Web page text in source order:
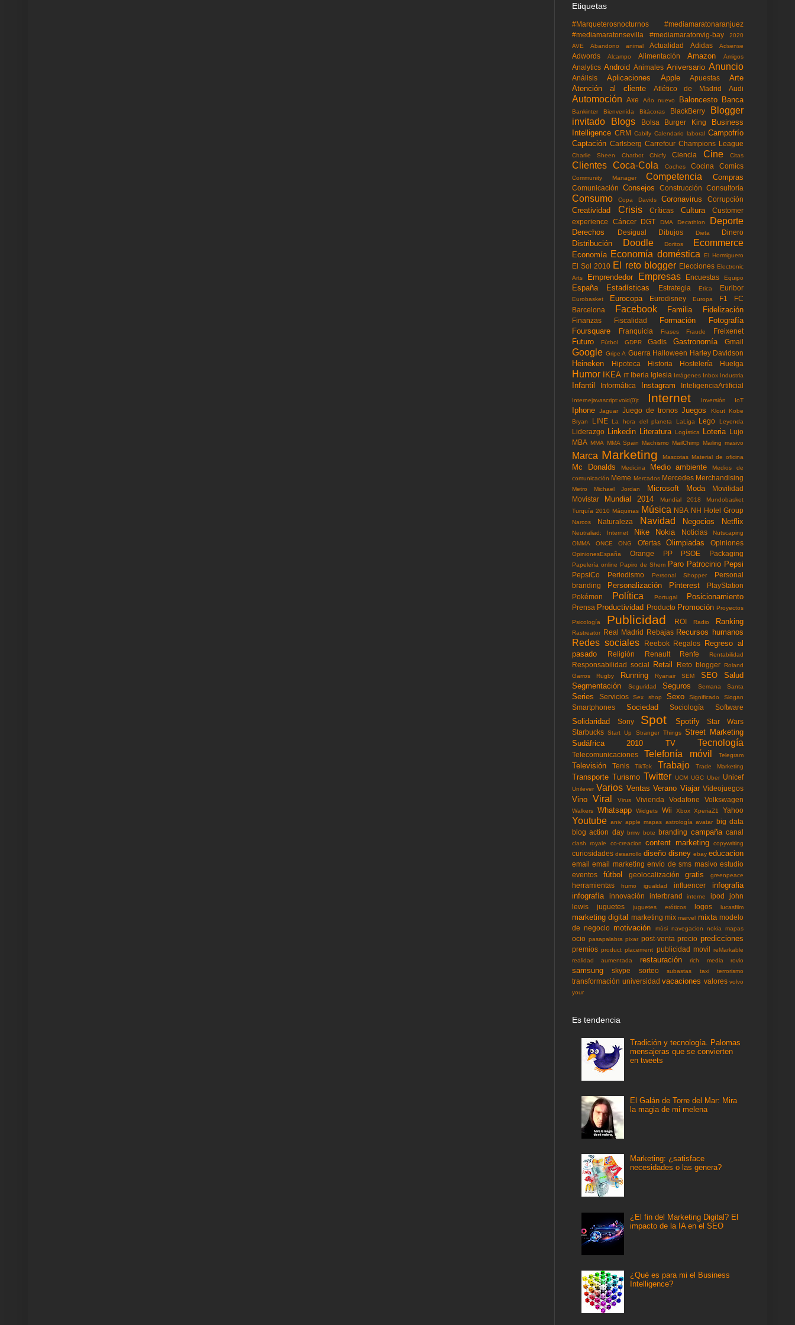
Etiquetas
#Marqueterosnocturnos
#mediamaratonaranjuez
#mediamaratonsevilla
#mediamaratonvig-bay
2020
AVE
Abandono animal Actualidad Adidas Adsense
Adwords Alcampo Alimentación Amazon Amigos
Analytics Android Animales Aniversario Anuncio
Análisis Aplicaciones Apple Apuestas
Arte
Atención al cliente
Atlético de Madrid Audi
Automoción Axe Año nuevo Baloncesto Banca
Bankinter Bienvenida Bitácoras BlackBerry
Blogger
invitado
Blogs Bolsa Burger King
Business
Intelligence CRM Cabify Calendario laboral Campofrío
Captación Carlsberg Carrefour Champions League
Charlie Sheen Chatbot Chicfy Ciencia Cine Citas
Clientes Coca-Cola Coches Cocina Comics
Community Manager Competencia Compras
Comunicación Consejos Construcción Consultoría
Consumo Copa Davids Coronavirus Corrupción
Creatividad Crisis Críticas Cultura
Customer
experience
Cáncer DGT DMA Decathlon Deporte
Derechos Desigual Dibujos Dieta Dinero
Distribución Doodle Doritos Ecommerce
Economía Economía doméstica El Hormiguero
El Sol 2010 El reto blogger Elecciones Electronic
Arts
Emprendedor Empresas Encuestas Equipo
España Estadísticas Estrategia Etica Euribor
Eurobasket Eurocopa Eurodisney Europa F1
FC
Barcelona
Facebook Familia Fidelización
Finanzas Fiscalidad Formación
Fotografía
Foursquare
Franquicia Frases Fraude Freixenet
Futuro Fùtbol GDPR Gadis Gastronomía Gmail
Google Gripe A Guerra Halloween Harley Davidson
Heineken Hipoteca Historia Hostelería Huelga
Humor IKEA IT Iberia Iglesia Imágenes Inbox Industria
Infantil Informática Instagram InteligenciaArtificial
Internejavascript:void(0)t Internet Inversión IoT
Iphone Jaguar Juego de tronos Juegos Klout Kobe
Bryan
LINE La hora del planeta LaLiga Lego Leyenda
Liderazgo Linkedin Literatura Logística Loteria Lujo
MBA MMA MMA Spain Machismo MailChimp Mailing masivo
Marca Marketing Mascotas Material de oficina
Mc Donalds Medicina Medio ambiente
Medios de
comunicación Meme Mercados Mercedes Merchandising
Metro Michael Jordan Microsoft Moda
Movilidad
Movistar
Mundial 2014 Mundial 2018
Mundobasket
Turquía 2010 Máquinas Música NBA NH Hotel Group
Narcos Naturaleza Navidad Negocios Netflix
Neutraliad; Internet Nike Nokia Noticias
Nutscaping
OMMA
ONCE ONG Ofertas Olimpiadas Opiniones
OpinionesEspaña Orange PP PSOE Packaging
Papelería online Papiro de Shem Paro Patrocinio Pepsi
PepsiCo Periodismo Personal Shopper
Personal
branding
Personalización Pinterest
PlayStation
Pokémon
Política Portugal Posicionamiento
Prensa Productividad Producto Promoción Proyectos
Psicología Publicidad ROI Radio Ranking
Rastreator Real Madrid Rebajas Recursos humanos
Redes sociales Reebok Regalos
Regreso al
pasado
Religión Renault Renfe Rentabilidad
Responsabilidad social Retail Reto blogger Roland
Garros
Rugby Running Ryanair SEM SEO
Salud
Segmentación
Seguridad Seguros Semana Santa
Series Servicios Sex shop Sexo Significado Slogan
Smartphones Sociedad Sociología Software
Solidaridad Sony Spot Spotify
Star Wars
Starbucks Start Up Stranger Things Street Marketing
Sudáfrica 2010
TV Tecnología
Telecomunicaciones Telefonía móvil Telegram
Televisión Tenis TikTok Trabajo Trade Marketing
Transporte Turismo Twitter UCM UGC Uber Unicef
Unilever Varios Ventas Verano Viajar Videojuegos
Vino Viral Virus Vivienda Vodafone Volkswagen
Walkers Whatsapp Widgets Wii Xbox XperiaZ1 Yahoo
Youtube aniv apple mapas astrología avatar big data
blog action day bmw bote branding campaña canal
clash royale co-creacion content marketing copywriting
curiosidades desarrollo diseño disney ebay educacion
email email marketing envío de sms masivo estudio
eventos
fútbol geolocalización gratis greenpeace
herramientas humo igualdad influencer
infografia
infografía
innovación interbrand interne ipod
john
lewis
juguetes juguetes eróticos logos lucasfilm
marketing digital marketing mix marvel mixta modelo
de negocio motivación músi navegacion nokia mapas
ocio pasapalabra pixar post-venta precio predicciones
premios product placement publicidad movil reMarkable
realidad aumentada
restauración rich media rovio
samsung skype sorteo subastas taxi terrorismo
transformación universidad vacaciones valores volvo
your
Es tendencia
Tradición y tecnología. Palomas
mensajeras que se convierten
en tweets
El Galán de Torre del Mar: Mira
la magia de mi melena
Marketing: ¿satisface
necesidades o las genera?
¿El fin del Marketing Digital? El
impacto de la IA en el SEO
¿Qué es para mi el Business
Intelligence?